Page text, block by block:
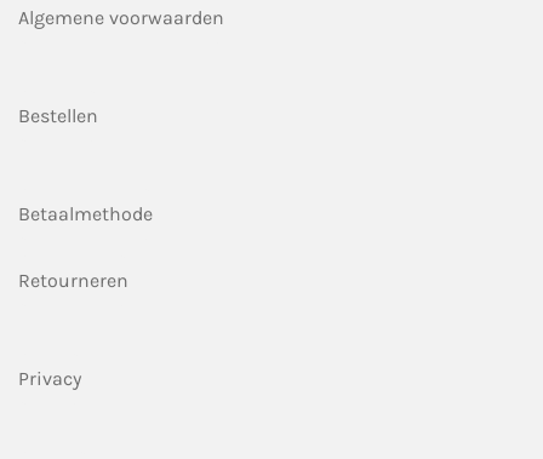
Algemene voorwaarden
Bestellen
Betaalmethode
Retourneren
Privacy